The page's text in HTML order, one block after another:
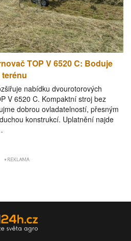
TOP V 6520 C: Boduje
nabídku dvourotorových
V 6520 C. Kompaktní stroj bez
dobrou ovladatelností, přesným
konstrukcí. Uplatnění najde